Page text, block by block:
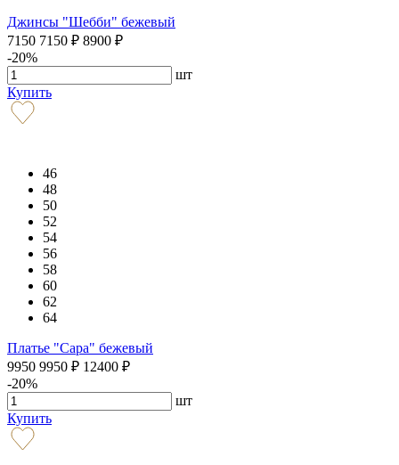
Джинсы "Шебби" бежевый
7150 7150 ₽ 8900 ₽
-20%
шт
Купить
46
48
50
52
54
56
58
60
62
64
Платье "Сара" бежевый
9950 9950 ₽ 12400 ₽
-20%
шт
Купить